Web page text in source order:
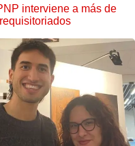
interviene a más de